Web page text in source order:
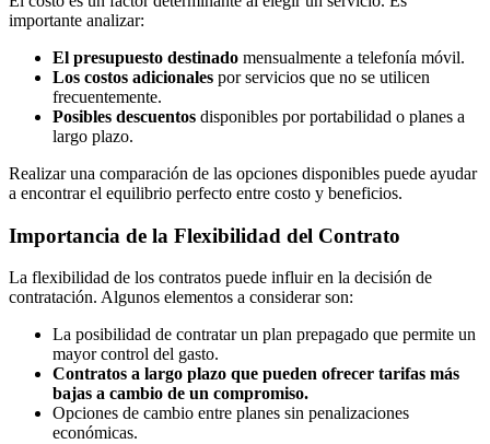
importante analizar:
El presupuesto destinado mensualmente a telefonía móvil.
Los costos adicionales por servicios que no se utilicen
frecuentemente.
Posibles descuentos disponibles por portabilidad o planes a
largo plazo.
Realizar una comparación de las opciones disponibles puede ayudar
a encontrar el equilibrio perfecto entre costo y beneficios.
Importancia de la Flexibilidad del Contrato
La flexibilidad de los contratos puede influir en la decisión de
contratación. Algunos elementos a considerar son:
La posibilidad de contratar un plan prepagado que permite un
mayor control del gasto.
Contratos a largo plazo que pueden ofrecer tarifas más
bajas a cambio de un compromiso.
Opciones de cambio entre planes sin penalizaciones
económicas.